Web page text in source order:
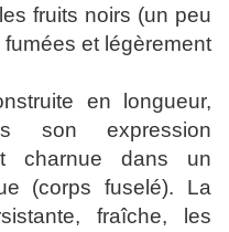
fruits noirs (un peu
et légèrement
en longueur,
son expression
charnue dans un
(corps fuselé). La
fraîche, les